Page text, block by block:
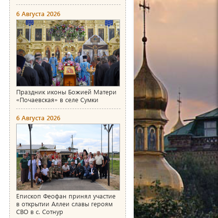
6 Августа 2026
Праздник иконы Божией Матери
«Почаевская» в селе Сумки
6 Августа 2026
Епископ Феофан принял участие
в открытии Аллеи славы героям
СВО в с. Сотнур